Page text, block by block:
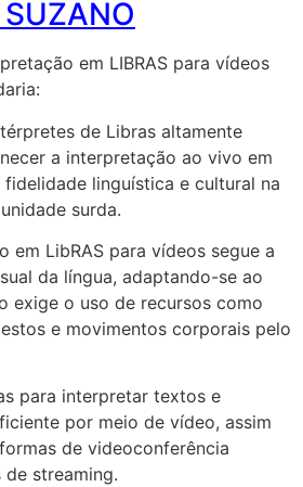
em LIBRAS para vídeos
de Libras altamente
a interpretação ao vivo em
linguística e cultural na
surda.
em LibRAS para vídeos segue a
da língua, adaptando-se ao
exige o uso de recursos como
e movimentos corporais pelo
para interpretar textos e
por meio de vídeo, assim
de videoconferência
de streaming.